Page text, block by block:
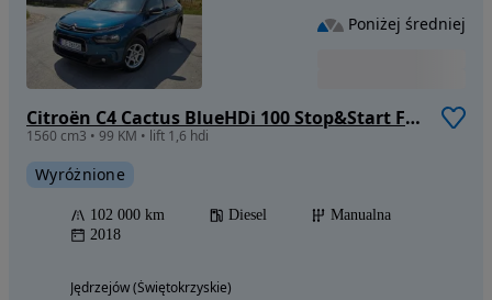
Citroën C4 Cactus BlueHDi 100 Stop&Start Feel
1560 cm3 • 99 KM • lift 1,6 hdi
Wyróżnione
102 000 km Diesel
Manualna
2018
Jędrzejów (Świętokrzyskie)
Poniżej średniej